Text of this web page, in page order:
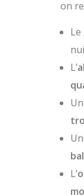
on
Le
L’
Un
L’